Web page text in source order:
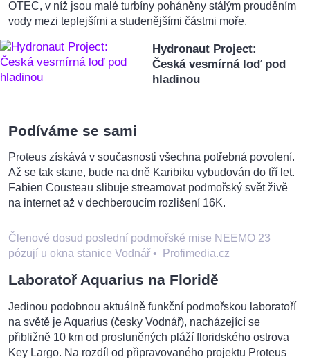
OTEC, v níž jsou malé turbíny poháněny stálým prouděním
vody mezi teplejšími a studenějšími částmi moře.
Hydronaut Project:
Česká vesmírná loď pod
hladinou
Podíváme se sami
Proteus získává v současnosti všechna potřebná povolení.
Až se tak stane, bude na dně Karibiku vybudován do tří let.
Fabien Cousteau slibuje streamovat podmořský svět živě
na internet až v dechberoucím rozlišení 16K.
Členové dosud poslední podmořské mise NEEMO 23
pózují u okna stanice Vodnář • Profimedia.cz
Laboratoř Aquarius na Floridě
Jedinou podobnou aktuálně funkční podmořskou laboratoří
na světě je Aquarius (česky Vodnář), nacházející se
přibližně 10 km od prosluněných pláží floridského ostrova
Key Largo. Na rozdíl od připravovaného projektu Proteus